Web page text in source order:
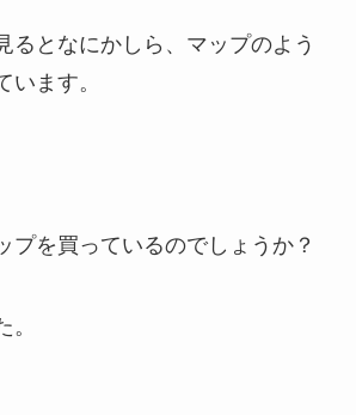
るとなにかしら、マップのよう
います。
プを買っているのでしょうか？